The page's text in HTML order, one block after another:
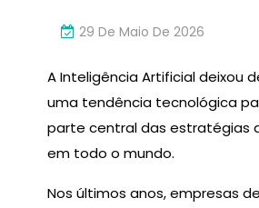
29 De Maio De 2026
A Inteligência Artificial deixou
uma tendência tecnológica
parte central das estratégias
em todo o mundo.
Nos últimos anos, empresas